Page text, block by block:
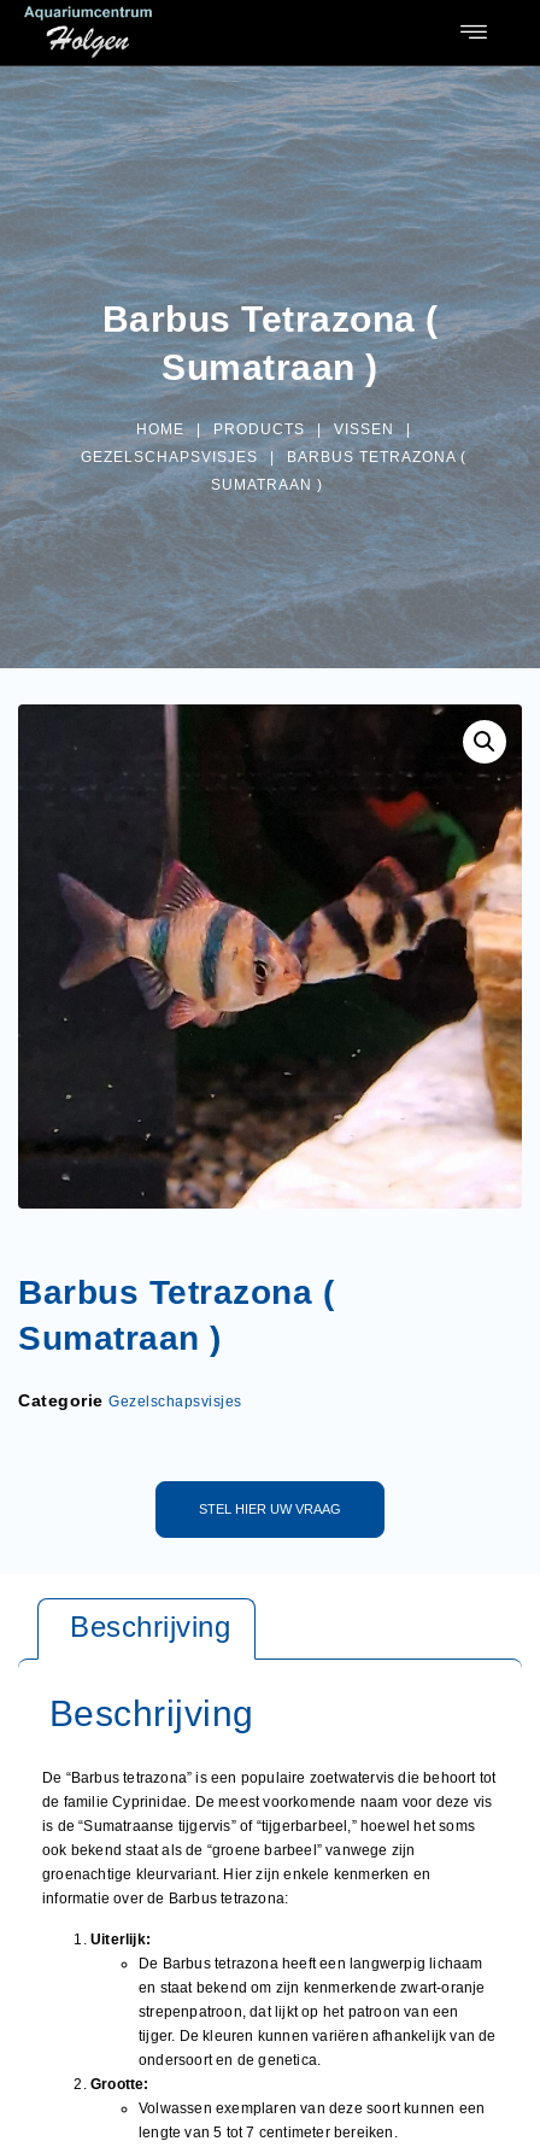
Barbus Tetrazona (
Sumatraan )
HOME | PRODUCTS | VISSEN
|
GEZELSCHAPSVISJES
BARBUS TETRAZONA (
SUMATRAAN )
Barbus Tetrazona (
Sumatraan )
Categorie Gezelschapsvisjes
STEL HIER UW VRAAG
De “Barbus tetrazona” is een populaire zoetwatervis die behoort tot
de familie Cyprinidae. De meest voorkomende naam voor deze vis
is de “Sumatraanse tijgervis” of “tijgerbarbeel,” hoewel het soms
ook bekend staat als de “groene barbeel” vanwege zijn
groenachtige kleurvariant. Hier zijn enkele kenmerken en
informatie over de Barbus tetrazona:
Uiterlijk:
De Barbus tetrazona heeft een langwerpig lichaam
en staat bekend om zijn kenmerkende zwart-oranje
strepenpatroon, dat lijkt op het patroon van een
tijger. De kleuren kunnen variëren afhankelijk van de
ondersoort en de genetica.
Grootte:
Volwassen exemplaren van deze soort kunnen een
lengte van 5 tot 7 centimeter bereiken.